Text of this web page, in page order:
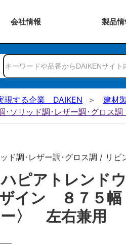
会社情報 製品情
現する企業 DAIKEN 建材
･ソリッド調･レザー調･グロス
ド調･レザー調･グロス調 / リビ
ピアトレンド
イン ８７５
ー〉 左右兼用